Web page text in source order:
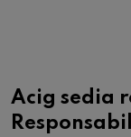
Acig sedia